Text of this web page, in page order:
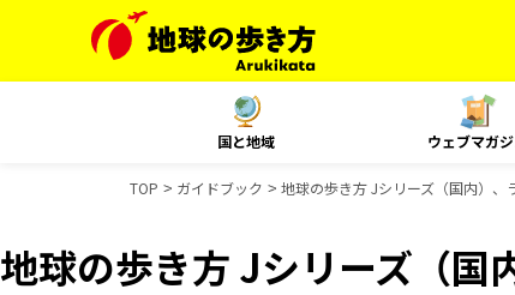
国と地域 ウェブマガ
TOP ガイドブック 地球の歩き方 Jシリーズ（国内）、
地球の歩き方 Jシリーズ（国